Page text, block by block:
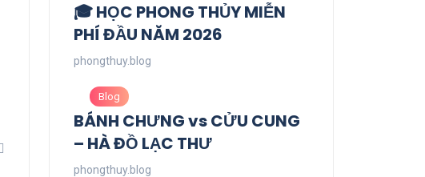
🎓 HỌC PHONG THỦY MIỄN
PHÍ ĐẦU NĂM 2026
phongthuy.blog
Blog
BÁNH CHƯNG vs CỬU CUNG
– HÀ ĐỒ LẠC THƯ
phongthuy.blog